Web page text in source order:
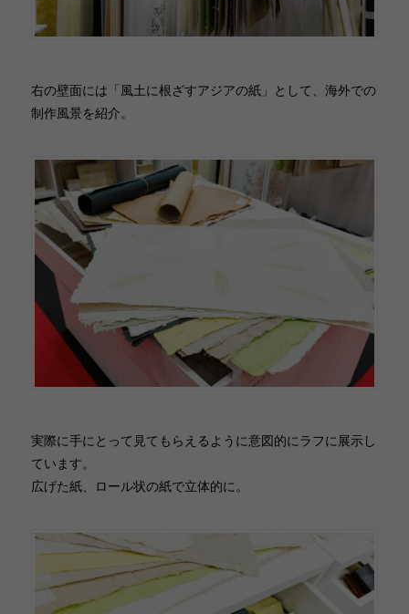
右の壁面には「風土に根ざすアジアの紙」として、海外での
制作風景を紹介。
実際に手にとって見てもらえるように意図的にラフに展示し
ています。
広げた紙、ロール状の紙で立体的に。